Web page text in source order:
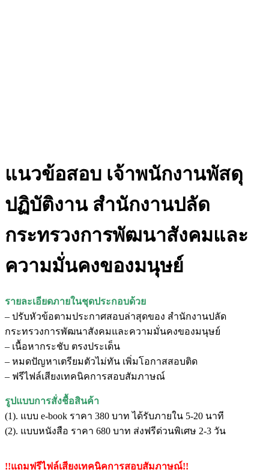
แนวข้อสอบ เจ้าพนักงานพัสดุ
ปฏิบัติงาน สำนักงานปลัด
กระทรวงการพัฒนาสังคมและ
ความมั่นคงของมนุษย์
รายละเอียดภายในชุดประกอบด้วย
– ปรับหัวข้อตามประกาศสอบล่าสุดของ สำนักงานปลัด
กระทรวงการพัฒนาสังคมและความมั่นคงของมนุษย์
– เนื้อหากระชับ ตรงประเด็น
– หมดปัญหาเตรียมตัวไม่ทัน เพิ่มโอกาสสอบติด
– ฟรีไฟล์เสียงเทคนิคการสอบสัมภาษณ์
รูปแบบการสั่งชื้อสินค้า
(1). แบบ e-book ราคา 380 บาท ได้รับภายใน 5-20 นาที
(2). แบบหนังสือ ราคา 680 บาท ส่งฟรีด่วนพิเศษ 2-3 วัน
!!แถมฟรีไฟล์เสียงเทคนิคการสอบสัมภาษณ์!!